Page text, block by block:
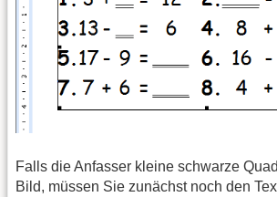
Falls die Anfasser kleine schwarze
Bild, müssen Sie zunächst noch den